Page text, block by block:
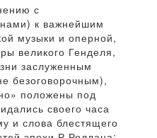
с
к важнейшим
музыки и оперной,
великого Генделя,
заслуженным
безоговорочным),
положены под
своего часа
и слова блестящего